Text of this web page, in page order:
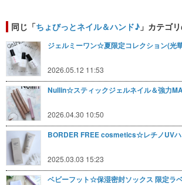
同じ「ちょびっとネイル＆ハンド♪ 」カテゴ
ジェルミーワン☆夏限定コレクション(光
2026.05.12 11:53
Nullin☆スティックジェルネイル＆強力
2026.04.30 10:50
BORDER FREE cosmetics☆レチノUV
2025.03.03 15:23
ベビーフット☆保湿密封ソックス 限定ラ